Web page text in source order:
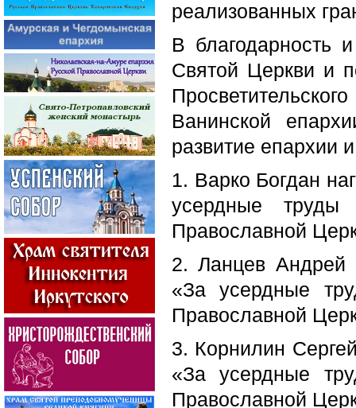
реализованных
В благодарность
Святой Церкви и
Ванинской
развитие епархии
1. Варко Богдан
усердные труды
Православной
2. Ланцев Андрей
«За усердные
Православной
3. Корнилин
«За усердные
Православной